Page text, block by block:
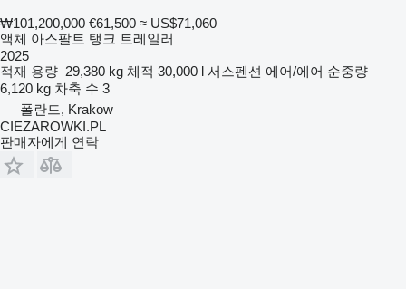
₩101,200,000 €61,500 ≈ US$71,060
액체 아스팔트 탱크 트레일러
2025
적재 용량 29,380 kg 체적 30,000 l 서스펜션 에어/에어 순중량
6,120 kg 차축 수 3
폴란드, Krakow
CIEZAROWKI.PL
판매자에게 연락